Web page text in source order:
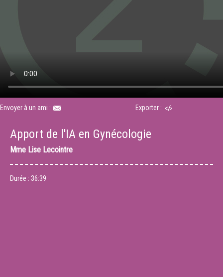
Envoyer à un ami : Exporter :
Apport de l'IA en Gynécologie
Mme Lise Lecointre
Durée : 36:39